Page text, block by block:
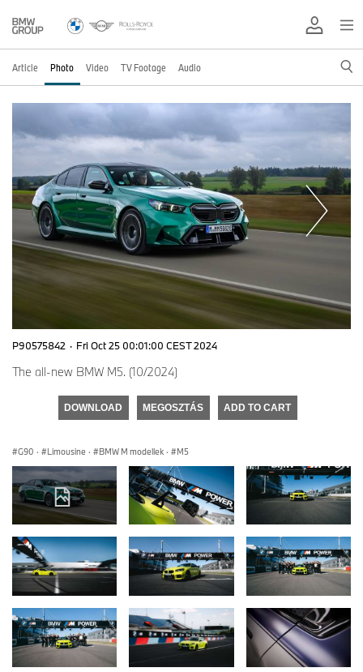
Article Photo Video TV Footage Audio
P90575842 · Fri Oct 25 00:01:00 CEST 2024
The all-new BMW M5. (10/2024)
DOWNLOAD MEGOSZTÁS ADD TO CART
G90 · Limousine · BMW M modellek · M5